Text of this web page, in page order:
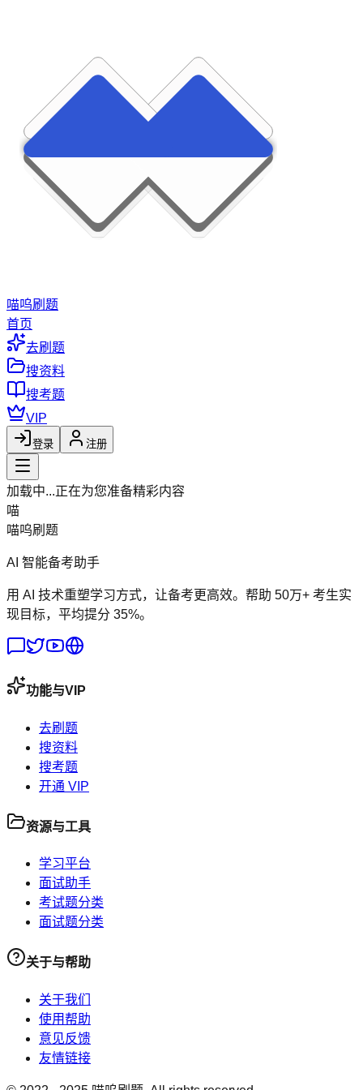
喵呜刷题
首页
去刷题
搜资料
搜考题
VIP
登录 注册
加载中...正在为您准备精彩内容
喵
喵呜刷题
AI 智能备考助手
用 AI 技术重塑学习方式，让备考更高效。帮助 50万+ 考生实
现目标，平均提分 35%。
功能与VIP
去刷题
搜资料
搜考题
开通 VIP
资源与工具
学习平台
面试助手
考试题分类
面试题分类
关于与帮助
关于我们
使用帮助
意见反馈
友情链接